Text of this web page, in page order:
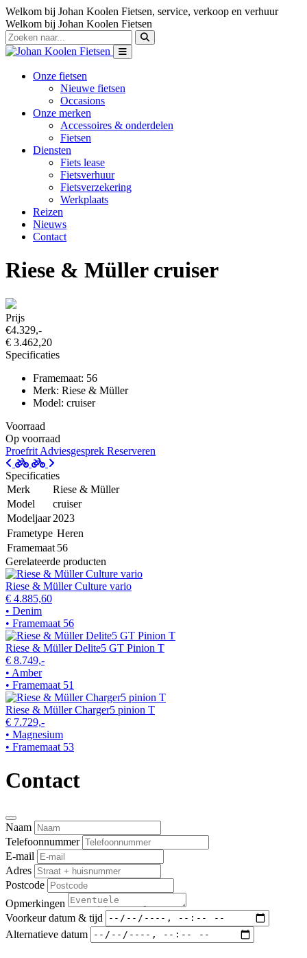
Welkom bij Johan Koolen Fietsen, service, verkoop en verhuur
Welkom bij Johan Koolen Fietsen
Onze fietsen
Nieuwe fietsen
Occasions
Onze merken
Accessoires & onderdelen
Fietsen
Diensten
Fiets lease
Fietsverhuur
Fietsverzekering
Werkplaats
Reizen
Nieuws
Contact
Riese & Müller cruiser
Prijs
€4.329,-
€ 3.462,20
Specificaties
Framemaat: 56
Merk: Riese & Müller
Model: cruiser
Voorraad
Op voorraad
Proefrit Adviesgesprek Reserveren
Specificaties
Merk
Riese & Müller
Model
cruiser
Modeljaar 2023
Frametype Heren
Framemaat 56
Gerelateerde producten
Riese & Müller Culture vario
€ 4.885,60
• Denim
• Framemaat 56
Riese & Müller Delite5 GT Pinion T
€ 8.749,-
• Amber
• Framemaat 51
Riese & Müller Charger5 pinion T
€ 7.729,-
• Magnesium
• Framemaat 53
Contact
Naam
Telefoonnummer
E-mail
Adres
Postcode
Opmerkingen
Voorkeur datum & tijd
Alternatieve datum